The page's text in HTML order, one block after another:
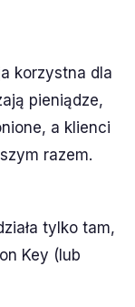
korzystna dla
pieniądze,
a klienci
razem.
tylko tam,
Key (lub